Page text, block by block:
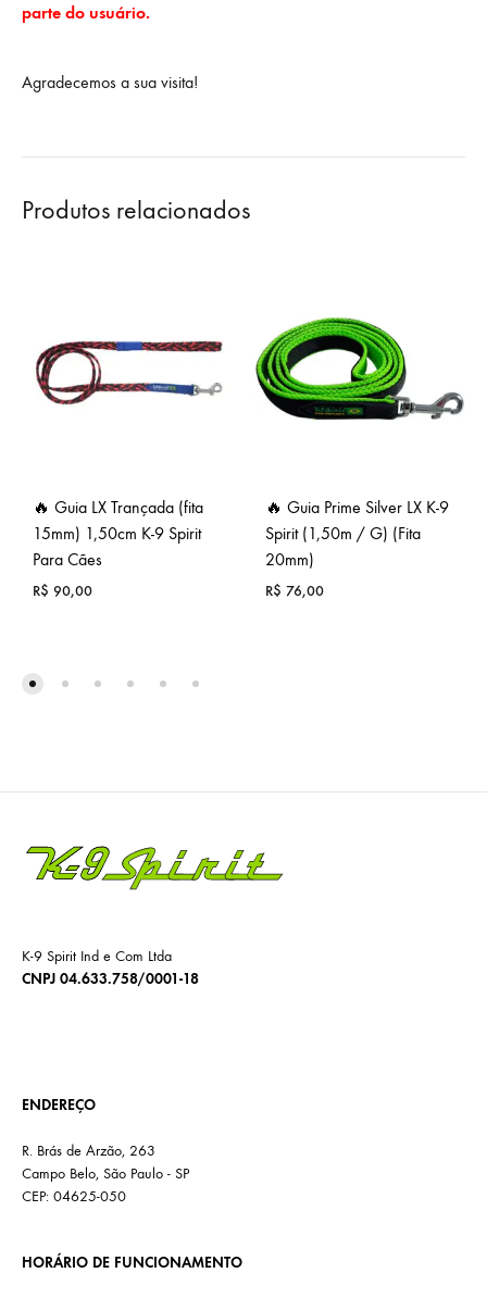
parte do usuário.
Agradecemos a sua visita!
Produtos relacionados
🔥 Guia LX Trançada (fita
15mm) 1,50cm K-9 Spirit
Para Cães
R$ 90,00
🔥 Guia Prime Silver LX K-9
Spirit (1,50m / G) (Fita
20mm)
R$ 76,00
K-9 Spirit Ind e Com Ltda
CNPJ 04.633.758/0001-18
ENDEREÇO
R. Brás de Arzão, 263
Campo Belo, São Paulo - SP
CEP: 04625-050
HORÁRIO DE FUNCIONAMENTO